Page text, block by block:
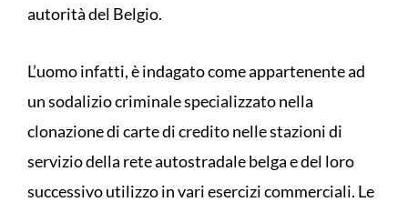
autorità del Belgio.
L’uomo infatti, è indagato come appartenente ad
un sodalizio criminale specializzato nella
clonazione di carte di credito nelle stazioni di
servizio della rete autostradale belga e del loro
successivo utilizzo in vari esercizi commerciali. Le